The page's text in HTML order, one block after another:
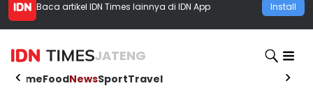
Baca artikel IDN Times lainnya di IDN App Install
JATENG
HomeFoodNewsSportTravel